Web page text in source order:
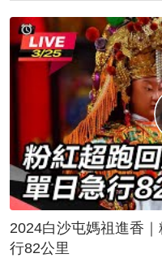
2024白沙屯媽祖進香｜粉
行82公里